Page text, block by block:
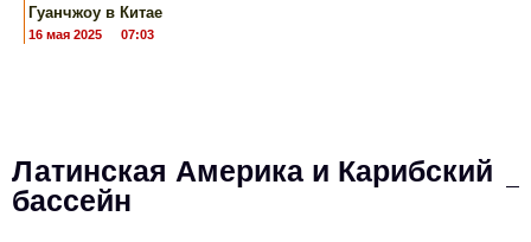
Гуанчжоу в Китае
16 мая 2025 07:03
Латинская Америка и Карибский
бассейн